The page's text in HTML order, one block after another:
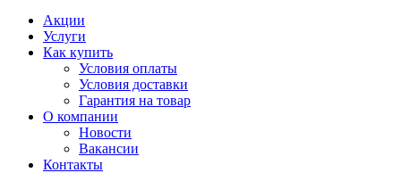
Акции
Услуги
Как купить
Условия оплаты
Условия доставки
Гарантия на товар
О компании
Новости
Вакансии
Контакты